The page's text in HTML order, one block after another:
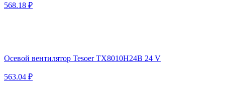
568.18 ₽
Осевой вентилятор Tesoer TX8010H24B 24 V
563.04 ₽